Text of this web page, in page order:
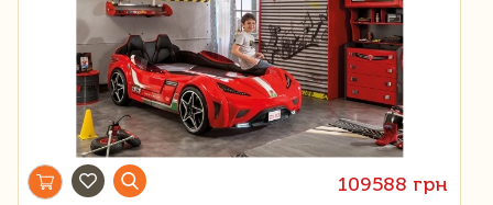
109588 грн